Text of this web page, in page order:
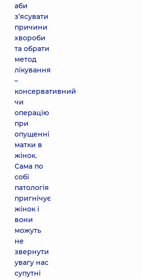
аби
з’ясувати
причини
хвороби
та обрати
метод
лікування
–
консервативний
чи
операцію
при
опущенні
матки в
жінок.
Сама по
собі
патологія
пригнічує
жінок і
вони
можуть
не
звернути
увагу нас
супутні